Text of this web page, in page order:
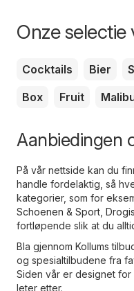
Onze selectie
Cocktails Bier
Box
Fruit
Aanbiedingen
På vår nettside kan du
handle fordelaktig, så
kategorier, som for
Schoenen & Sport
fortløpende slik at du
Bla gjennom Kollums
og spesialtilbudene fra
Siden vår er designet
leter etter.